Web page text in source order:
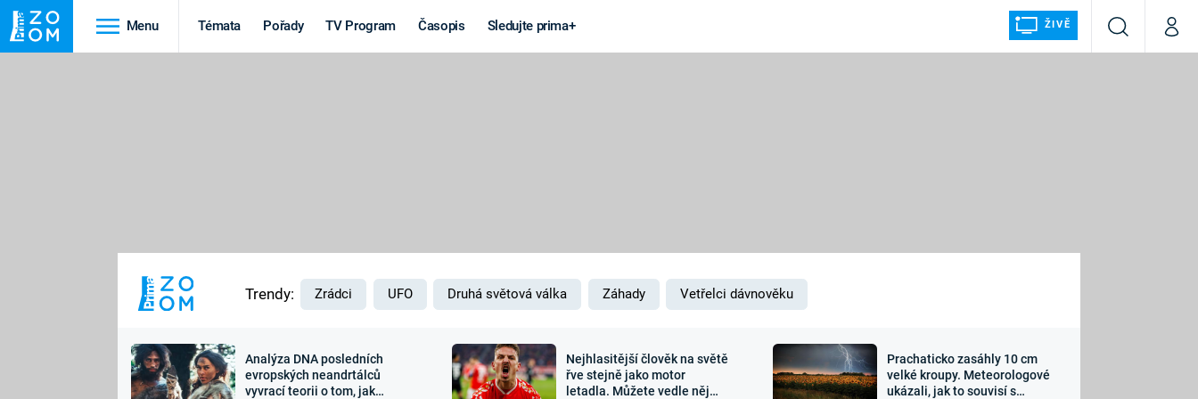
Menu Témata Pořady TV Program Časopis Sledujte prima+ ŽIVĚ
VyhledáváníMůj
MARS
Výročí
Záhady a
Zajímavosti Sledujte nás
Trendy: Zrádci UFO Druhá světová válka Záhady Vetřelci dávnověku
Analýza DNA posledních
evropských neandrtálců
vyvrací teorii o tom, jak
Nejhlasitější člověk na světě
řve stejně jako motor
letadla. Můžete vedle něj
Prachaticko zasáhly 10 cm
velké kroupy. Meteorologové
ukázali, jak to souvisí s